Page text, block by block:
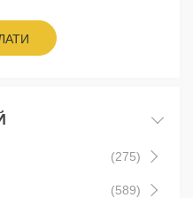
(275)
(589)